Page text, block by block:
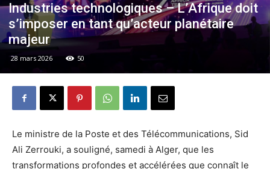
Industries technologiques – L’Afrique doit
s’imposer en tant qu’acteur planétaire
majeur
28 mars 2026 50
Le ministre de la Poste et des Télécommunications, Sid
Ali Zerrouki, a souligné, samedi à Alger, que les
transformations profondes et accélérées que connaît le